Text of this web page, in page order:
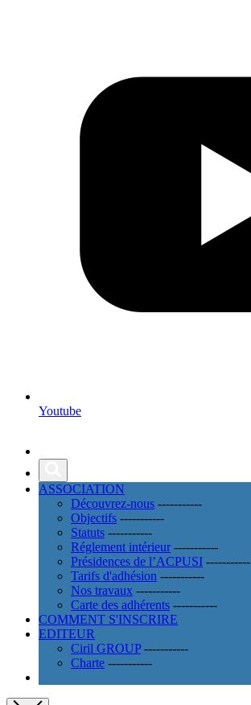
Youtube
ASSOCIATION
Découvrez-nous -----------
Objectifs -----------
Statuts -----------
Réglement intérieur -----------
Présidences de l’ACPUSI -----------
Tarifs d'adhésion -----------
Nos travaux -----------
Carte des adhérents -----------
COMMENT S'INSCRIRE
EDITEUR
Ciril GROUP -----------
Charte -----------